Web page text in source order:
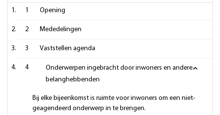
1 Opening
2 Mededelingen
3 Vaststellen agenda
4
Onderwerpen ingebracht door inwoners en andere
belanghebbenden
Bij elke bijeenkomst is ruimte voor inwoners om een niet-
geagendeerd onderwerp in te brengen.